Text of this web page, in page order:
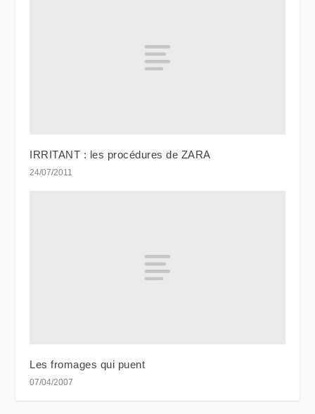
IRRITANT : les procédures de ZARA
24/07/2011
Les fromages qui puent
07/04/2007